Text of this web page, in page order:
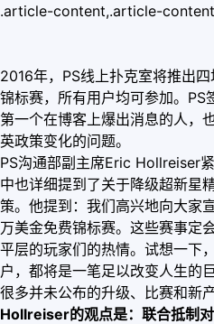
.article-content,.article-
2016年，PS线上扑克室将推出
锦标赛，所有用户均可参加。
第一个在博客上爆出消息的人，
英政策变化的问题。
PS沟通部副主席Eric Hollreiser
中也详细提到了关于降级超新星
策。他提到：我们高兴地向大家
万美金免费锦标赛。这些赛事定
平层的玩家们的热情。试想一下
户，都将是一笔足以改变人生的
很多并未公布的升级、比赛和新
Hollreiser的观点是：联合抵制